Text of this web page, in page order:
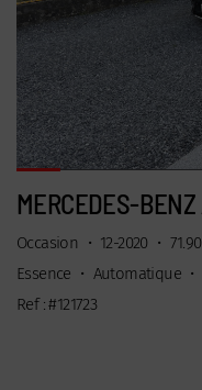
MERCEDES-BENZ
Occasion • 12-2020 •
Essence • Automatique •
Ref : #121723